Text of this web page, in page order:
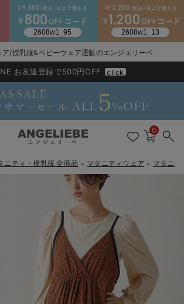
婚式・お呼ばれ）
プス・授乳トップス
送料無料アイテム全て
ワンピース
トップス
パンツ
ブラキャミ おまとめ
【37周年祭セール】
【37周年祭セール】
【37周年祭セール】
気温差別オススメア
【15℃】3月下旬～
【〜10℃】3月中旬
動きやすく着回しで
涼しくて可愛い「ワ
強撚スムース(コスパ
マタニティウェア
【おまとめ割】パジ
こだわりの履き心地
カジュアル
デニム
レギンス
ジャケット派
きれいめトップス派
きれいめスカート派
出産準備応援割全て
マタニティパジャマ
マタニティインナー
ベビー
【オフィスカジュア
【オフィスカジュア
レギンスタイプ
パンツタイプ
【フォーマル】ワン
【フォーマル】ボト
【フォーマル】トッ
【ベビー】長袖
【ベビー】半袖
【ベビー】グッズ
ハンカチ
2WAYオール
コンビ肌着
快適ウェア10%OFF
春のマタニティワン
セットアップ・ レイ
Aライン ・フレアワ
Iライン ・タイトシル
Gift Selection 出産
〜3,000円（税込）
〜5,000円（税込）
〜10,000円（税込）
冬の冷え対策インナ
薄くてあったか
綿混素材
腹巻・ひざ上パンツ
入院準備の持ち物チ
入院してすぐ使うグ
赤ちゃんへ使うもの
産後に使うグッズ
冬のあったか特集全て
【冬のあったか特集
【冬のあったか特集
【冬のあったか特集
ア/授乳服&ベビーウェア通販のエンジェリーベ
2026/NewArrival
部地域を除く) 7,700円以上で送料無料
お友達登録で500円OFF click
0
ニティ・授乳服 全商品 ＞ マタニティウェア ＞ マタニテ
ャザーキャミ ワンピース マタニティ・授乳服
S-M/残り2点
S-M/残り2点